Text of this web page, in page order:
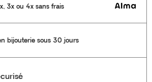
3x ou 4x sans frais
bijouterie sous 30 jours